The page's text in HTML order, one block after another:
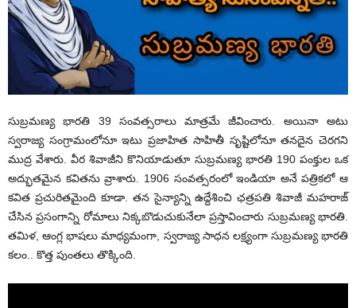
సుబ్రమణ్య భారతి 39 సంవత్సరాలు మాత్రమే జీవించారు. అయినా అటు
స్వరాజ్య సంగ్రామంలోనూ ఇటు ప్రజాహిత సాహితీ సృష్టిలోనూ తనదైన చెరగని
ముద్ర వేశారు. వీర శివాజీని కొనియాడుతూ సుబ్రమణ్య భారతి 190 పంక్తుల ఒక
అద్భుతమైన కవితను వ్రాశారు. 1906 సంవత్సరంలో ఇండియా అనే పత్రికలో ఆ
కవిత ప్రచురితమైంది కూడా. తన సైన్యాన్ని ఉద్దేశించి ఛత్రపతి శివాజీ మహరాజ్
చేసిన ప్రసంగాన్ని రోమాలు నిక్కబొడుచుకునేలా ప్రస్తావించారు సుబ్రమణ్య భారతి.
తమిళ, ఆంగ్ల భాషలు మాధ్యమంగా, స్వరాజ్య సాధన లక్ష్యంగా సుబ్రమణ్య భారతి
కలం.. కొత్త పుంతలు తొక్కింది.